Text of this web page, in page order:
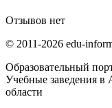
Отзывов нет
© 2011-2026 edu-
Образовательный
Учебные заведения в
области